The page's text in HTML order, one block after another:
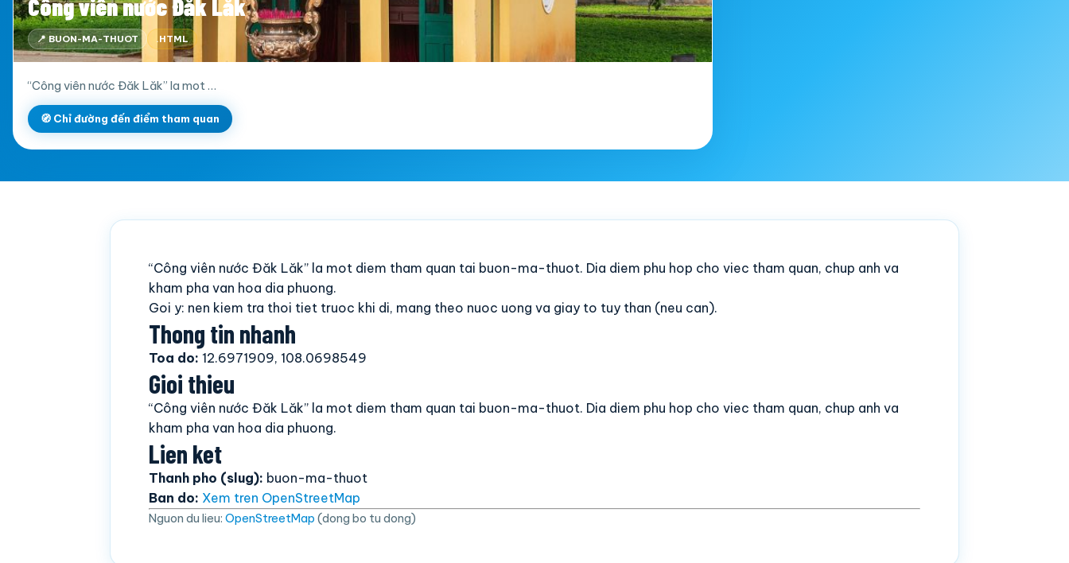
Công viên nước Đăk Lăk
📍 BUON-MA-THUOT .HTML
“Công viên nước Đăk Lăk” la mot …
🧭 Chỉ đường đến điểm tham quan
“Công viên nước Đăk Lăk” la mot diem tham quan tai buon-ma-thuot. Dia diem phu hop cho viec tham quan, chup anh va
kham pha van hoa dia phuong.
Goi y: nen kiem tra thoi tiet truoc khi di, mang theo nuoc uong va giay to tuy than (neu can).
Thong tin nhanh
Toa do: 12.6971909, 108.0698549
Gioi thieu
“Công viên nước Đăk Lăk” la mot diem tham quan tai buon-ma-thuot. Dia diem phu hop cho viec tham quan, chup anh va
kham pha van hoa dia phuong.
Lien ket
Thanh pho (slug): buon-ma-thuot
Ban do: Xem tren OpenStreetMap
Nguon du lieu: OpenStreetMap (dong bo tu dong)